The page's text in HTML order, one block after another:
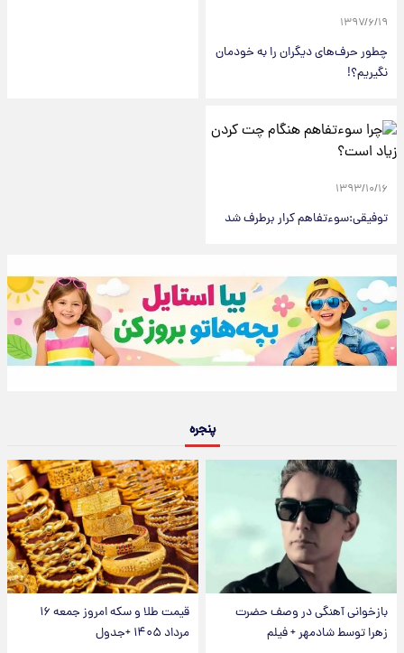
۱۳۹۷/۶/۱۹
چطور حرف‌های دیگران را به خودمان
نگیریم؟!
۱۳۹۳/۱۰/۱۶
توفیقی:سوءتفاهم کرار برطرف شد
پنجره
بازخوانی آهنگی در وصف حضرت
زهرا توسط شادمهر + فیلم
قیمت طلا و سکه امروز جمعه ۱۶
مرداد ۱۴۰۵ +جدول